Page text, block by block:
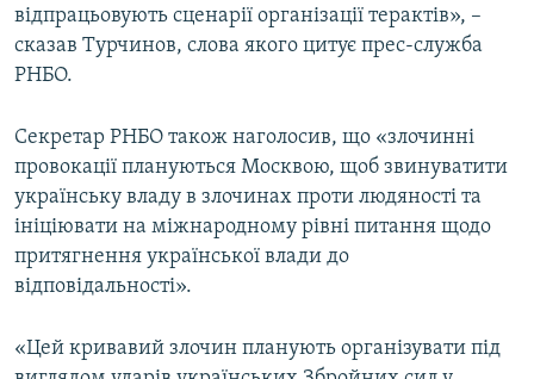
відпрацьовують сценарії організації терактів», –
сказав Турчинов, слова якого цитує прес-служба
РНБО.
Секретар РНБО також наголосив, що «злочинні
провокації плануються Москвою, щоб звинуватити
українську владу в злочинах проти людяності та
ініціювати на міжнародному рівні питання щодо
притягнення української влади до
відповідальності».
«Цей кривавий злочин планують організувати під